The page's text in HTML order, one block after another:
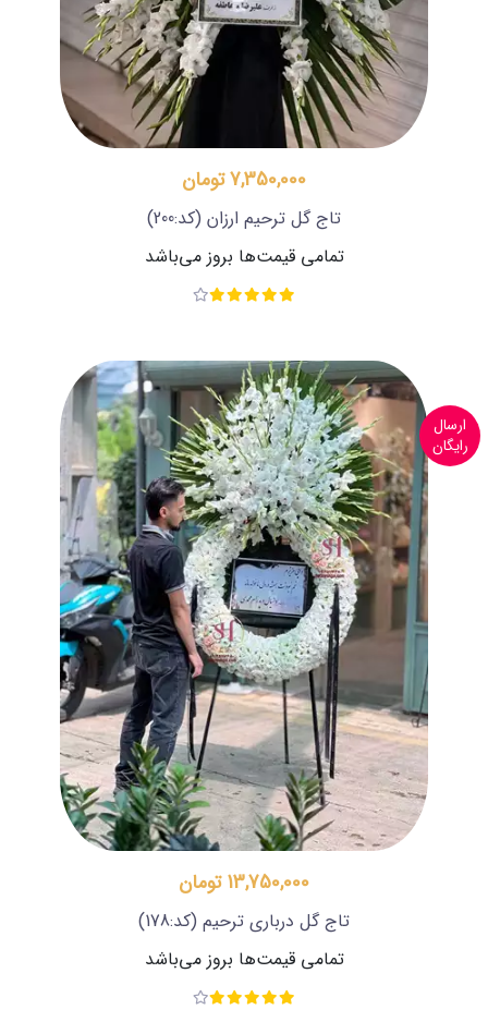
7,350,000 تومان
تاج گل ترحیم ارزان (کد:200)
تمامی قیمت‌ها بروز می‌باشد
ارسال
رایگان
13,750,000 تومان
تاج گل درباری ترحیم (کد:178)
تمامی قیمت‌ها بروز می‌باشد